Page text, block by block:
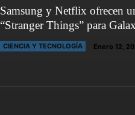
Samsung y Netflix ofrecen
“Stranger Things” para
CIENCIA Y TECNOLOGÍA Enero 12,